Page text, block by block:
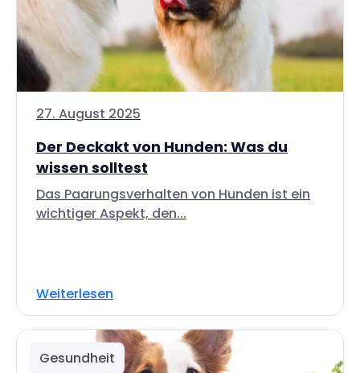
27. August 2025
Der Deckakt von Hunden: Was du
wissen solltest
Das Paarungsverhalten von Hunden ist ein
wichtiger Aspekt, den...
Weiterlesen
Gesundheit